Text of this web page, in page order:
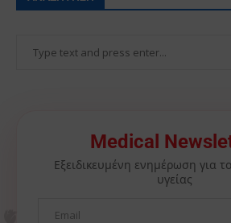
Medical
Εξειδικευμένη ενημέρωση για
υγείας